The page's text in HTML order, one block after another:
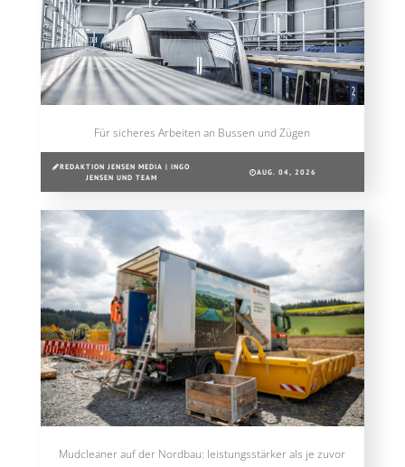
Für sicheres Arbeiten an Bussen und Zügen
REDAKTION JENSEN MEDIA | INGO
JENSEN UND TEAM
AUG. 04, 2026
Mudcleaner auf der Nordbau: leistungsstärker als je zuvor